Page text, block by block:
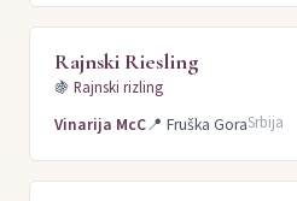
Rajnski Riesling
🍇 Rajnski rizling
Vinarija McC📍 Fruška GoraSrbija